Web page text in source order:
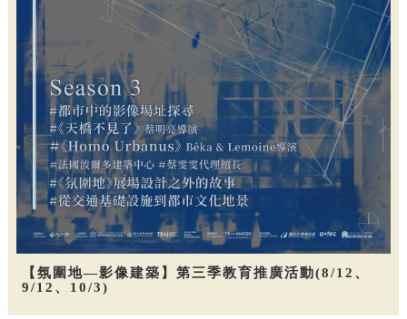
【氛圍地—影像建築】第三季教育推廣活動(8/12、
9/12、10/3)